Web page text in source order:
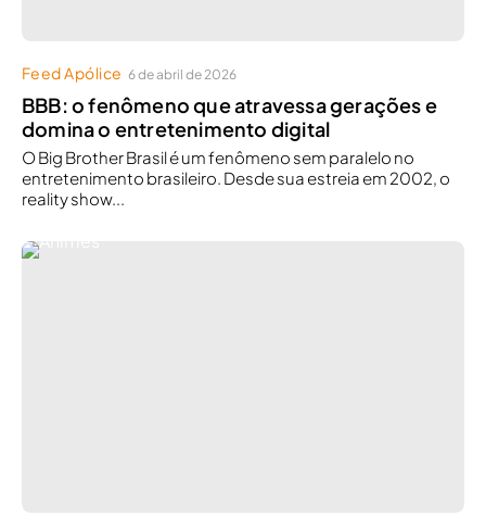
Feed Apólice 6 de abril de 2026
BBB: o fenômeno que atravessa gerações e
domina o entretenimento digital
O Big Brother Brasil é um fenômeno sem paralelo no
entretenimento brasileiro. Desde sua estreia em 2002, o
reality show...